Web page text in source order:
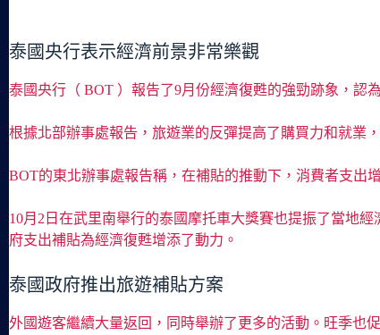
泰國央行表示經濟前景非常樂觀
泰國央行（ BOT ）報告了9月份經濟復甦的強勁跡象，認
根據北部辦事處報告，旅遊業的反彈提高了購買力和就業
BOT的東北辦事處報告稱，在補貼的推動下，消費者支出
10月2日在武里南舉行的泰國摩托車大獎賽也提振了當地
府支出補貼為經濟復甦增添了動力。
泰國政府推出旅遊補貼方案
外國遊客繼續大量返回，同時舉辦了更多的活動。旺季也